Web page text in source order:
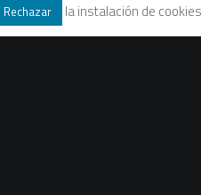
Rechazar la instalación de